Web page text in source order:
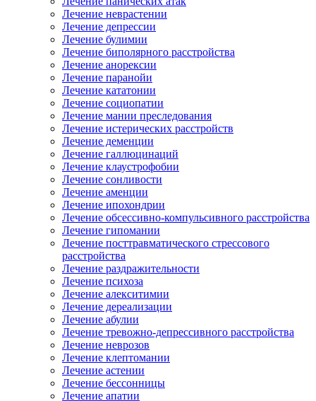
Лечение неврастении
Лечение депрессии
Лечение булимии
Лечение биполярного расстройства
Лечение анорексии
Лечение паранойи
Лечение кататонии
Лечение социопатии
Лечение мании преследования
Лечение истерических расстройств
Лечение деменции
Лечение галлюцинаций
Лечение клаустрофобии
Лечение сонливости
Лечение аменции
Лечение ипохондрии
Лечение обсессивно-компульсивного расстройства
Лечение гипомании
Лечение посттравматического стрессового
расстройства
Лечение раздражительности
Лечение психоза
Лечение алекситимии
Лечение дереализации
Лечение абулии
Лечение тревожно-депрессивного расстройства
Лечение неврозов
Лечение клептомании
Лечение астении
Лечение бессонницы
Лечение апатии